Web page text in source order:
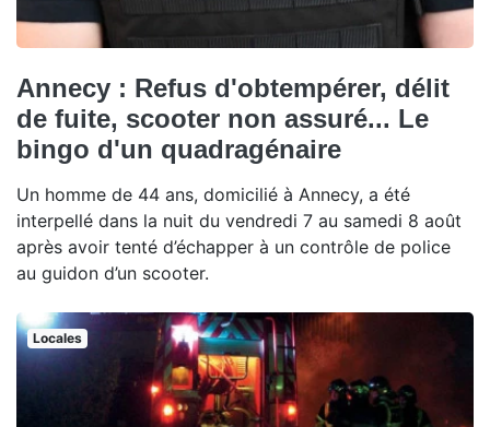
Annecy : Refus d'obtempérer, délit
de fuite, scooter non assuré... Le
bingo d'un quadragénaire
Un homme de 44 ans, domicilié à Annecy, a été
interpellé dans la nuit du vendredi 7 au samedi 8 août
après avoir tenté d’échapper à un contrôle de police
au guidon d’un scooter.
Locales